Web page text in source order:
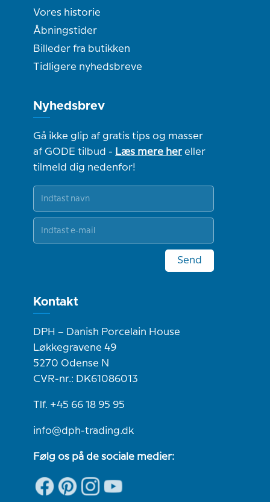
Vores historie
Åbningstider
Billeder fra butikken
Tidligere nyhedsbreve
Nyhedsbrev
Gå ikke glip af gratis tips og masser
af GODE tilbud - Læs mere hereller
tilmeld dig nedenfor!
Send
Kontakt
DPH – Danish Porcelain House
Løkkegravene 49
5270 Odense N
CVR-nr.: DK61086013
Tlf. +45 66 18 95 95
info@dph-trading.dk
Følg os på de sociale medier: